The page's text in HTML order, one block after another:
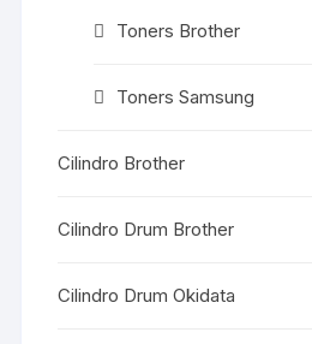
Toners Brother
Toners Samsung
Cilindro Brother
Cilindro Drum Brother
Cilindro Drum Okidata